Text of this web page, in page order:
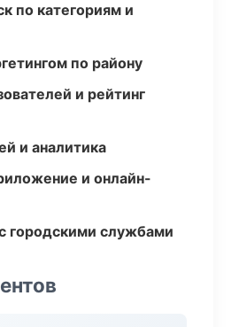
по категориям и
по району
и рейтинг
и аналитика
и онлайн-
городскими службами